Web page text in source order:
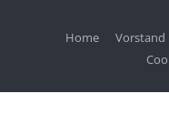
Home Vorstand